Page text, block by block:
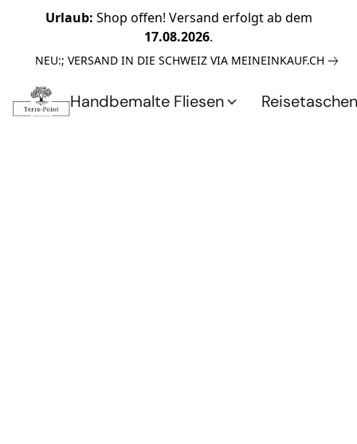
Urlaub: Shop offen! Versand erfolgt ab dem
17.08.2026.
NEU:; VERSAND IN DIE SCHWEIZ VIA MEINEINKAUF.CH
Handbemalte Fliesen